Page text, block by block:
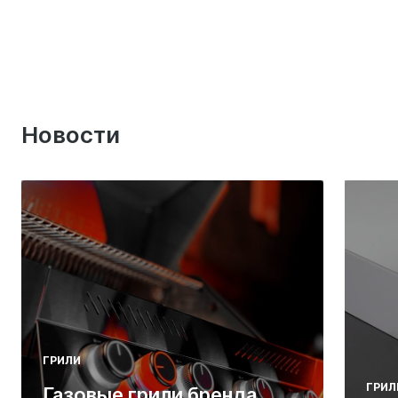
Новости
ГРИЛИ